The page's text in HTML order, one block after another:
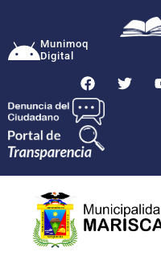
Munimoq
Digital